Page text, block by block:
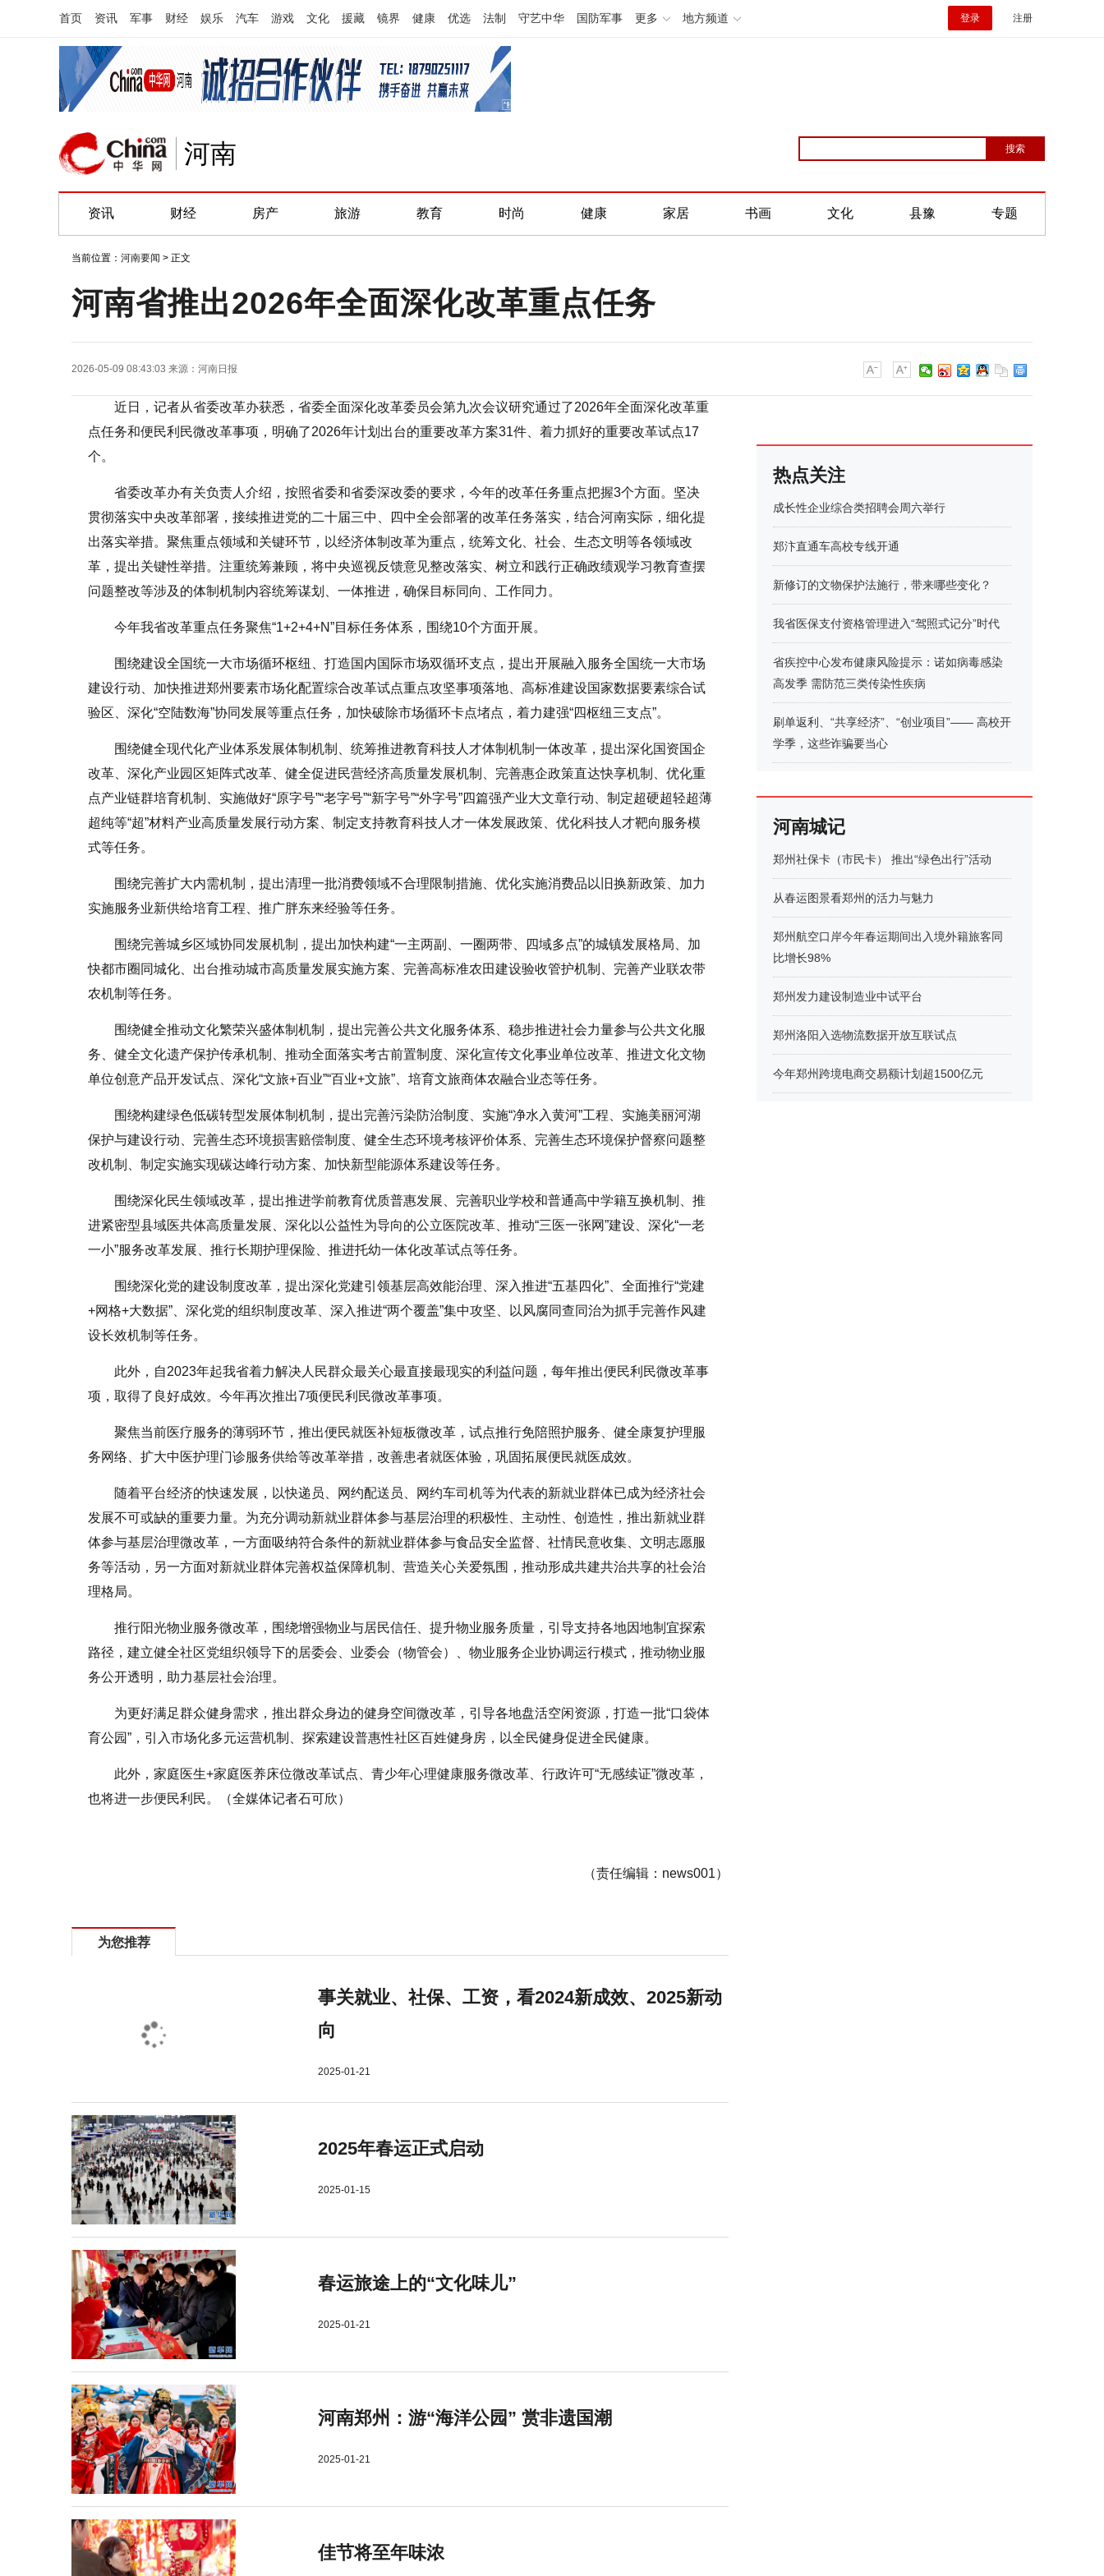
首页 资讯 军事 财经 娱乐 汽车 游戏 文化 援藏 镜界 健康 优选 法制 守艺中华 国防军事 更多 地方频道 登录 注册
河南
资讯 财经 房产 旅游 教育 时尚 健康 家居 书画 文化 县豫 专题
当前位置： 河南要闻 > 正文
河南省推出2026年全面深化改革重点任务
2026-05-09 08:43:03 来源： 河南日报
近日，记者从省委改革办获悉，省委全面深化改革委员会第九次会议研究通过了2026年全面深化改革重
点任务和便民利民微改革事项，明确了2026年计划出台的重要改革方案31件、着力抓好的重要改革试点17
个。
省委改革办有关负责人介绍，按照省委和省委深改委的要求，今年的改革任务重点把握3个方面。坚决
贯彻落实中央改革部署，接续推进党的二十届三中、四中全会部署的改革任务落实，结合河南实际，细化提
出落实举措。聚焦重点领域和关键环节，以经济体制改革为重点，统筹文化、社会、生态文明等各领域改
革，提出关键性举措。注重统筹兼顾，将中央巡视反馈意见整改落实、树立和践行正确政绩观学习教育查摆
问题整改等涉及的体制机制内容统筹谋划、一体推进，确保目标同向、工作同力。
今年我省改革重点任务聚焦“1+2+4+N”目标任务体系，围绕10个方面开展。
围绕建设全国统一大市场循环枢纽、打造国内国际市场双循环支点，提出开展融入服务全国统一大市场
建设行动、加快推进郑州要素市场化配置综合改革试点重点攻坚事项落地、高标准建设国家数据要素综合试
验区、深化“空陆数海”协同发展等重点任务，加快破除市场循环卡点堵点，着力建强“四枢纽三支点”。
围绕健全现代化产业体系发展体制机制、统筹推进教育科技人才体制机制一体改革，提出深化国资国企
改革、深化产业园区矩阵式改革、健全促进民营经济高质量发展机制、完善惠企政策直达快享机制、优化重
点产业链群培育机制、实施做好“原字号”“老字号”“新字号”“外字号”四篇强产业大文章行动、制定超硬超轻超薄
超纯等“超”材料产业高质量发展行动方案、制定支持教育科技人才一体发展政策、优化科技人才靶向服务模
式等任务。
围绕完善扩大内需机制，提出清理一批消费领域不合理限制措施、优化实施消费品以旧换新政策、加力
实施服务业新供给培育工程、推广胖东来经验等任务。
围绕完善城乡区域协同发展机制，提出加快构建“一主两副、一圈两带、四域多点”的城镇发展格局、加
快都市圈同城化、出台推动城市高质量发展实施方案、完善高标准农田建设验收管护机制、完善产业联农带
农机制等任务。
围绕健全推动文化繁荣兴盛体制机制，提出完善公共文化服务体系、稳步推进社会力量参与公共文化服
务、健全文化遗产保护传承机制、推动全面落实考古前置制度、深化宣传文化事业单位改革、推进文化文物
单位创意产品开发试点、深化“文旅+百业”“百业+文旅”、培育文旅商体农融合业态等任务。
围绕构建绿色低碳转型发展体制机制，提出完善污染防治制度、实施“净水入黄河”工程、实施美丽河湖
保护与建设行动、完善生态环境损害赔偿制度、健全生态环境考核评价体系、完善生态环境保护督察问题整
改机制、制定实施实现碳达峰行动方案、加快新型能源体系建设等任务。
围绕深化民生领域改革，提出推进学前教育优质普惠发展、完善职业学校和普通高中学籍互换机制、推
进紧密型县域医共体高质量发展、深化以公益性为导向的公立医院改革、推动“三医一张网”建设、深化“一老
一小”服务改革发展、推行长期护理保险、推进托幼一体化改革试点等任务。
围绕深化党的建设制度改革，提出深化党建引领基层高效能治理、深入推进“五基四化”、全面推行“党建
+网格+大数据”、深化党的组织制度改革、深入推进“两个覆盖”集中攻坚、以风腐同查同治为抓手完善作风建
设长效机制等任务。
此外，自2023年起我省着力解决人民群众最关心最直接最现实的利益问题，每年推出便民利民微改革事
项，取得了良好成效。今年再次推出7项便民利民微改革事项。
聚焦当前医疗服务的薄弱环节，推出便民就医补短板微改革，试点推行免陪照护服务、健全康复护理服
务网络、扩大中医护理门诊服务供给等改革举措，改善患者就医体验，巩固拓展便民就医成效。
随着平台经济的快速发展，以快递员、网约配送员、网约车司机等为代表的新就业群体已成为经济社会
发展不可或缺的重要力量。为充分调动新就业群体参与基层治理的积极性、主动性、创造性，推出新就业群
体参与基层治理微改革，一方面吸纳符合条件的新就业群体参与食品安全监督、社情民意收集、文明志愿服
务等活动，另一方面对新就业群体完善权益保障机制、营造关心关爱氛围，推动形成共建共治共享的社会治
理格局。
推行阳光物业服务微改革，围绕增强物业与居民信任、提升物业服务质量，引导支持各地因地制宜探索
路径，建立健全社区党组织领导下的居委会、业委会（物管会）、物业服务企业协调运行模式，推动物业服
务公开透明，助力基层社会治理。
为更好满足群众健身需求，推出群众身边的健身空间微改革，引导各地盘活空闲资源，打造一批“口袋体
育公园”，引入市场化多元运营机制、探索建设普惠性社区百姓健身房，以全民健身促进全民健康。
此外，家庭医生+家庭医养床位微改革试点、青少年心理健康服务微改革、行政许可“无感续证”微改革，
也将进一步便民利民。（全媒体记者石可欣）
（责任编辑：news001）
为您推荐
事关就业、社保、工资，看2024新成效、2025新动
向
2025-01-21
2025年春运正式启动
2025-01-15
春运旅途上的“文化味儿”
2025-01-21
河南郑州：游“海洋公园” 赏非遗国潮
2025-01-21
佳节将至年味浓
热点关注
成长性企业综合类招聘会周六举行
郑汴直通车高校专线开通
新修订的文物保护法施行，带来哪些变化？
我省医保支付资格管理进入“驾照式记分”时代
省疾控中心发布健康风险提示：诺如病毒感染
高发季 需防范三类传染性疾病
刷单返利、“共享经济”、“创业项目”—— 高校开
学季，这些诈骗要当心
河南城记
郑州社保卡（市民卡） 推出“绿色出行”活动
从春运图景看郑州的活力与魅力
郑州航空口岸今年春运期间出入境外籍旅客同
比增长98%
郑州发力建设制造业中试平台
郑州洛阳入选物流数据开放互联试点
今年郑州跨境电商交易额计划超1500亿元